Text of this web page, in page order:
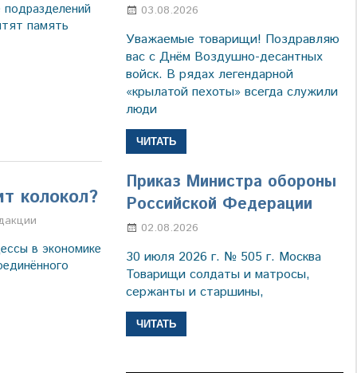
память
колокол?
в экономике
03.08.2026
Уважаемые товарищи! Поздравляю
вас с Днём Воздушно-десантных
войск. В рядах легендарной
«крылатой пехоты» всегда служили
люди
ЧИТАТЬ
Приказ Министра обороны
Российской Федерации
02.08.2026
30 июля 2026 г. № 505 г. Москва
Товарищи солдаты и матросы,
сержанты и старшины,
ЧИТАТЬ